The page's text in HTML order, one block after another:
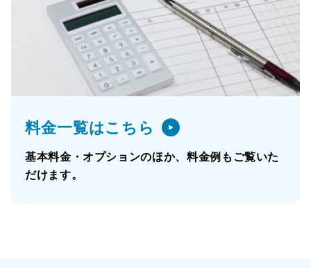
料金一覧はこちら
基本料金・オプションのほか、料金例もご覧いた
だけます。